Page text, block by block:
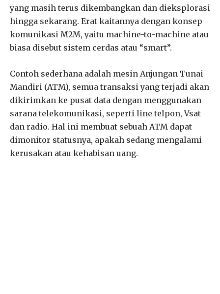
yang masih terus dikembangkan dan dieksplorasi
hingga sekarang. Erat kaitannya dengan konsep
komunikasi M2M, yaitu machine-to-machine atau
biasa disebut sistem cerdas atau “smart”.
Contoh sederhana adalah mesin Anjungan Tunai
Mandiri (ATM), semua transaksi yang terjadi akan
dikirimkan ke pusat data dengan menggunakan
sarana telekomunikasi, seperti line telpon, Vsat
dan radio. Hal ini membuat sebuah ATM dapat
dimonitor statusnya, apakah sedang mengalami
kerusakan atau kehabisan uang.